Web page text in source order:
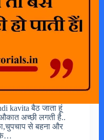
kavita बैठ जाता हूं
अच्छी लगती है..
से बहना और